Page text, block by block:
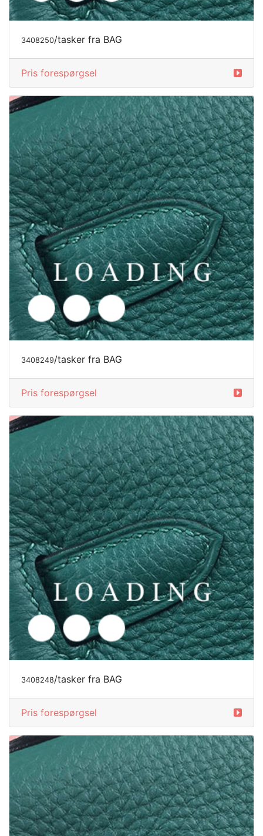
3408251/tasker fra BAG
Pris forespørgsel
3408250/tasker fra BAG
Pris forespørgsel